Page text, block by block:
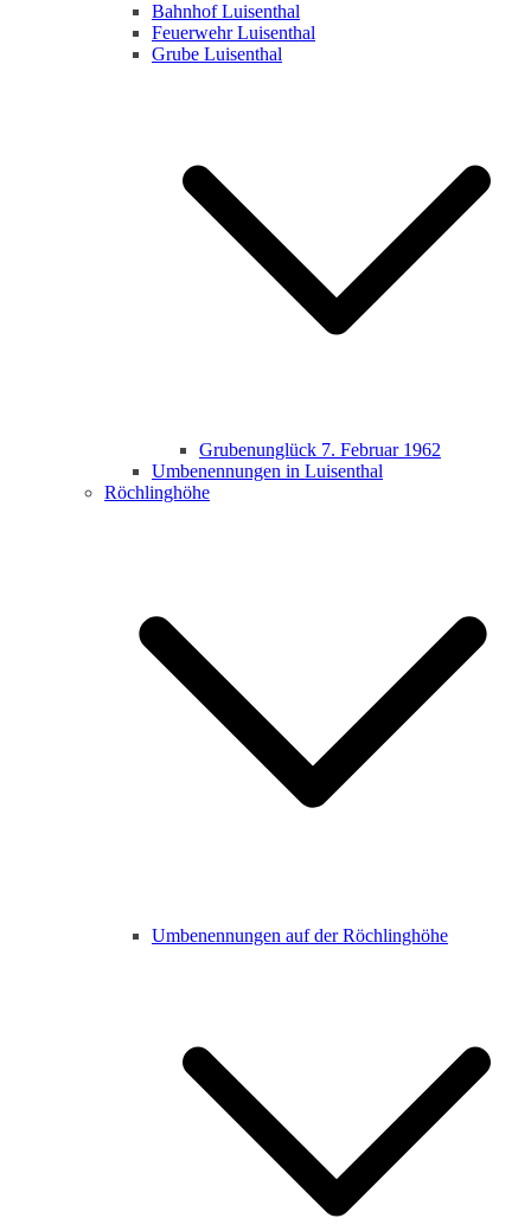
Bahnhof Luisenthal
Feuerwehr Luisenthal
Grube Luisenthal
Grubenunglück 7. Februar 1962
Umbenennungen in Luisenthal
Röchlinghöhe
Umbenennungen auf der Röchlinghöhe